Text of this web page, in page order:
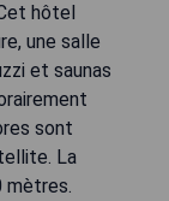
hôtel
une salle
et saunas
sont
La
mètres.